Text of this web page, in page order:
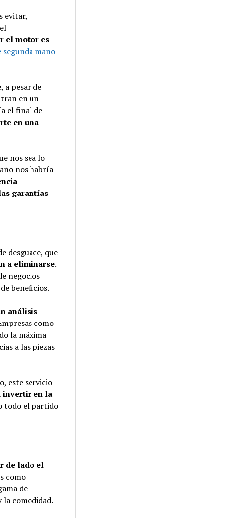
evitar,
el motor es
mano
a pesar de
en un
el final de
en una
nos sea lo
nos habría
garantías
desguace, que
a eliminarse.
negocios
beneficios.
análisis
como
la máxima
a las piezas
este servicio
invertir en la
todo el partido
de lado el
como
de
comodidad.